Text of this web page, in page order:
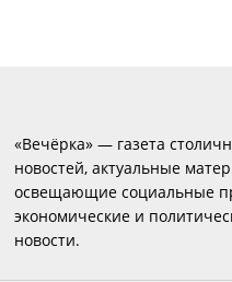
«Вечёрка» — газета
новостей, актуальные
освещающие социальные
экономические и
новости.